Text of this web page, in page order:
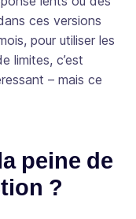
ces versions
pour utiliser les
limites, c’est
– mais ce
peine de
?